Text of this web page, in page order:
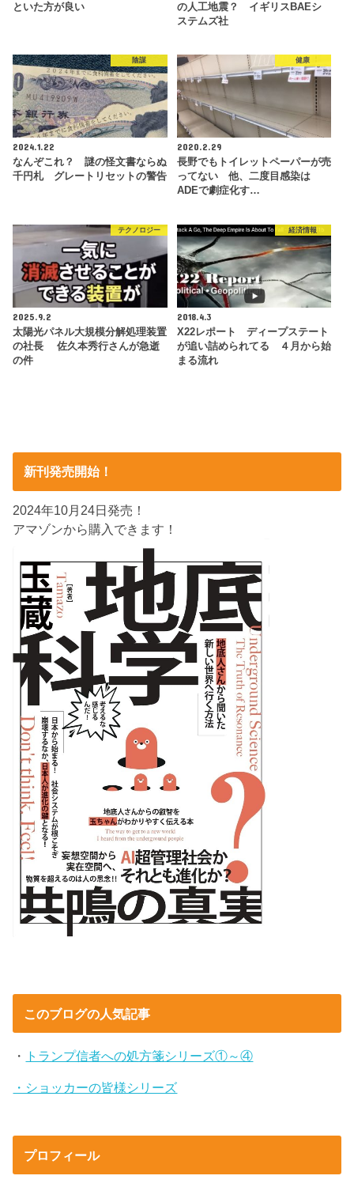
といた方が良い
の人工地震？ イギリスBAEシ
ステムズ社
陰謀
2024.1.22
なんぞこれ？ 謎の怪文書ならぬ
千円札 グレートリセットの警告
健康
2020.2.29
長野でもトイレットペーパーが売
ってない 他、二度目感染は
ADEで劇症化す…
テクノロジー
2025.9.2
太陽光パネル大規模分解処理装置
の社長 佐久本秀行さんが急逝
の件
経済情報
2018.4.3
X22レポート ディープステート
が追い詰められてる ４月から始
まる流れ
新刊発売開始！
2024年10月24日発売！
アマゾンから購入できます！
このブログの人気記事
・ トランプ信者への処方箋シリーズ①～④
・ショッカーの皆様シリーズ
プロフィール